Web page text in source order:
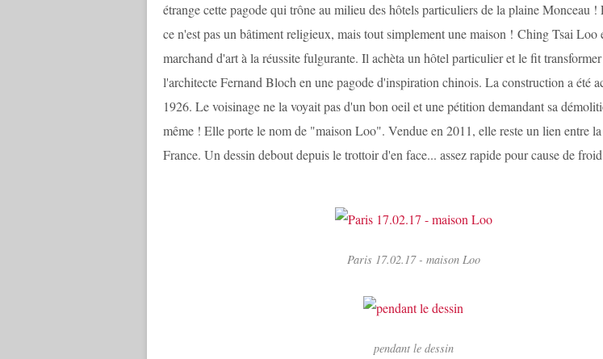
étrange cette pagode qui trône au milieu des hôtels particuliers de la plaine Monceau !
ce n'est pas un bâtiment religieux, mais tout simplement une maison ! Ching Tsai Loo
marchand d'art à la réussite fulgurante. Il achèta un hôtel particulier et le fit
l'architecte Fernand Bloch en une pagode d'inspiration chinois. La construction a été
1926. Le voisinage ne la voyait pas d'un bon oeil et une pétition demandant sa
même ! Elle porte le nom de "maison Loo". Vendue en 2011, elle reste un lien entre
France. Un dessin debout depuis le trottoir d'en face... assez rapide pour cause de
Paris 17.02.17 - maison Loo
pendant le dessin